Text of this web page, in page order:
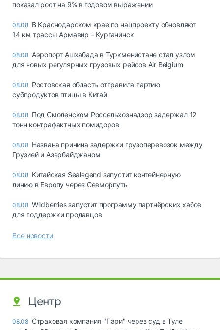
показал рост на 9% в годовом выражении
08.08 В Краснодарском крае по нацпроекту обновляют
14 км трассы Армавир – Курганинск
08.08 Аэропорт Ашхабада в Туркменистане стал узлом
для новых регулярных грузовых рейсов Air Belgium
08.08 Ростовская область отправила партию
субпродуктов птицы в Китай
08.08 Под Смоленском Россельхознадзор задержал 12
тонн контрафактных помидоров
08.08 Названа причина задержки грузоперевозок между
Грузией и Азербайджаном
08.08 Китайская Sealegend запустит контейнерную
линию в Европу через Севморпуть
08.08 Wildberries запустит программу партнёрских хабов
для поддержки продавцов
Все новости
Центр
08.08 Страховая компания "Пари" через суд в Туле